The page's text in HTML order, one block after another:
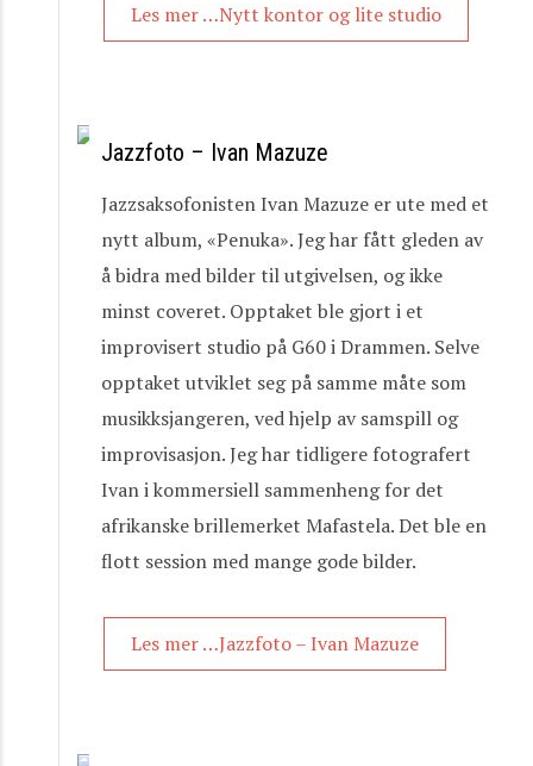
Les mer …Nytt kontor og lite studio
Jazzfoto – Ivan Mazuze
Jazzsaksofonisten Ivan Mazuze er ute med et
nytt album, «Penuka». Jeg har fått gleden av
å bidra med bilder til utgivelsen, og ikke
minst coveret. Opptaket ble gjort i et
improvisert studio på G60 i Drammen. Selve
opptaket utviklet seg på samme måte som
musikksjangeren, ved hjelp av samspill og
improvisasjon. Jeg har tidligere fotografert
Ivan i kommersiell sammenheng for det
afrikanske brillemerket Mafastela. Det ble en
flott session med mange gode bilder.
Les mer …Jazzfoto – Ivan Mazuze